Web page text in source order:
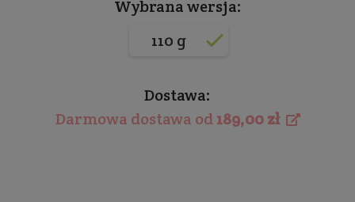
Wybrana wersja:
110 g
Dostawa:
Darmowa dostawa od189,00 zł